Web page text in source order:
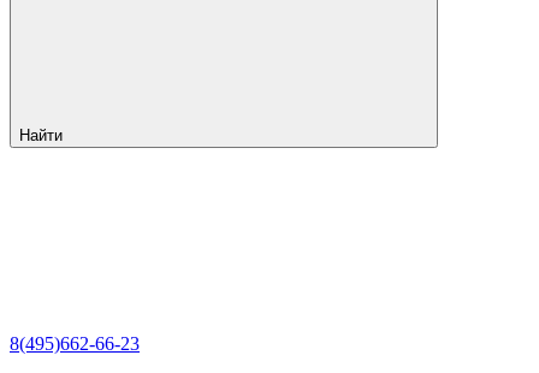
Найти
8(495)662-66-23